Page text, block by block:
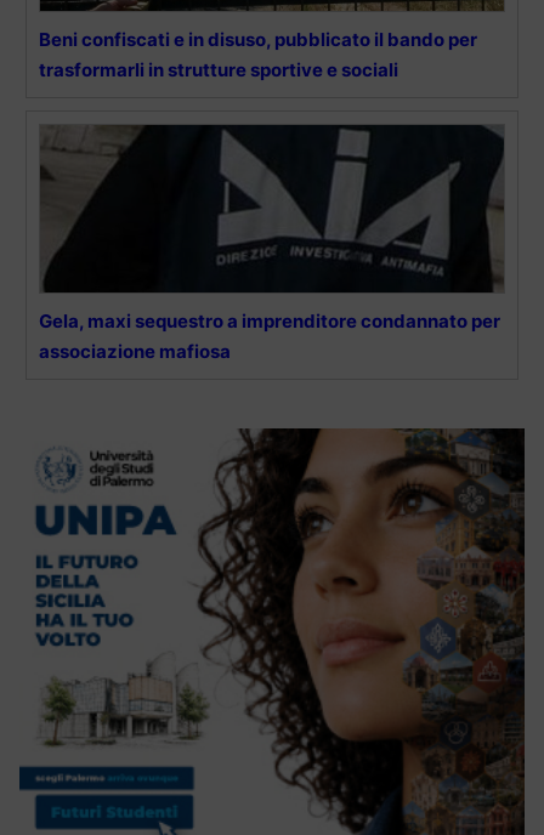
Beni confiscati e in disuso, pubblicato il bando per
trasformarli in strutture sportive e sociali
Gela, maxi sequestro a imprenditore condannato per
associazione mafiosa